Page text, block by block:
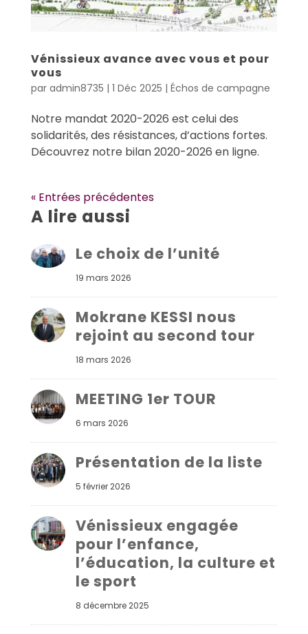
Vénissieux avance avec vous et pour
vous
par admin8735 | 1 Déc 2025 | Échos de campagne
Notre mandat 2020-2026 est celui des
solidarités, des résistances, d’actions fortes.
Découvrez notre bilan 2020-2026 en ligne.
« Entrées précédentes
A lire aussi
Le choix de l’unité
19 mars 2026
Mokrane KESSI nous
rejoint au second tour
18 mars 2026
MEETING 1er TOUR
6 mars 2026
Présentation de la liste
5 février 2026
Vénissieux engagée
pour l’enfance,
l’éducation, la culture et
le sport
8 décembre 2025